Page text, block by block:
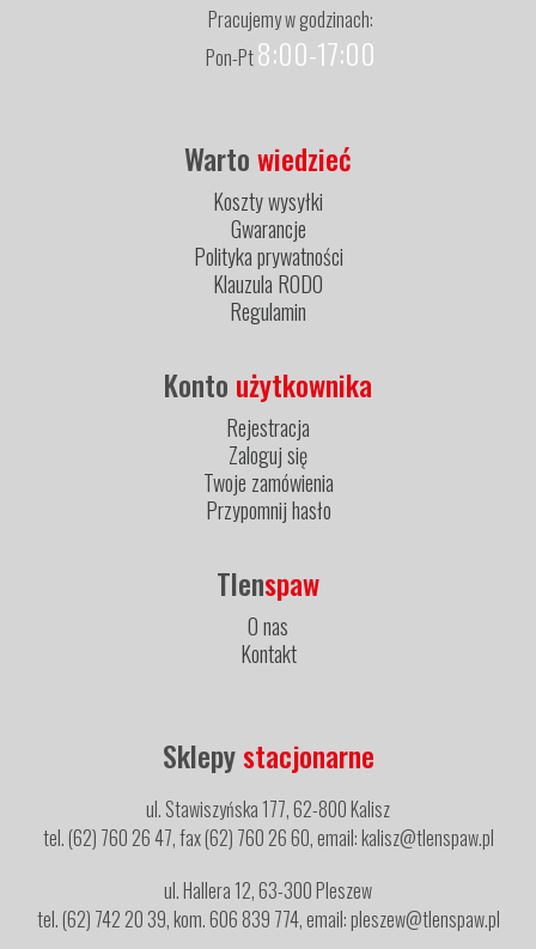
Pracujemy w godzinach:
Pon-Pt8:00-17:00
Wartowiedzieć
Koszty wysyłki
Gwarancje
Polityka prywatności
Klauzula RODO
Regulamin
Konto użytkownika
Rejestracja
Zaloguj się
Twoje zamówienia
Przypomnij hasło
Tlenspaw
O nas
Kontakt
Sklepystacjonarne
ul. Stawiszyńska 177, 62-800 Kalisz
tel. (62) 760 26 47, fax (62) 760 26 60, email: kalisz@tlenspaw.pl
ul. Hallera 12, 63-300 Pleszew
tel. (62) 742 20 39, kom. 606 839 774, email: pleszew@tlenspaw.pl